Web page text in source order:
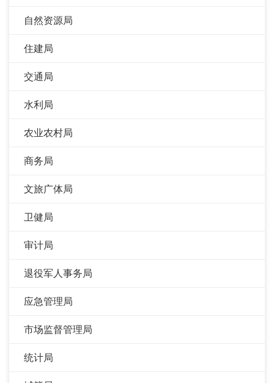
自然资源局
住建局
交通局
水利局
农业农村局
商务局
文旅广体局
卫健局
审计局
退役军人事务局
应急管理局
市场监督管理局
统计局